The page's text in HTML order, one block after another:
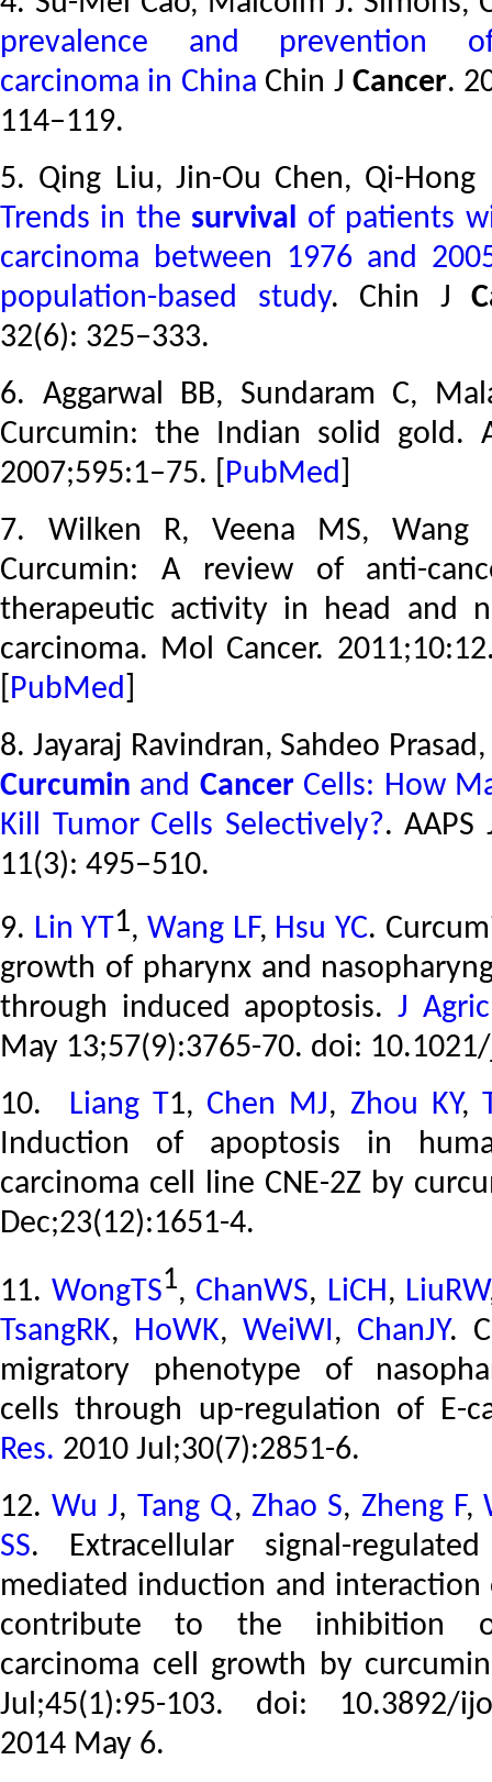
prevalence and
carcinoma in China Chin J Cancer.
114–119.
5. Qing Liu, Jin-Ou Chen, Qi-Hong
Trends in the survival of patients
carcinoma between 1976 and
population-based study. Chin J
32(6): 325–333.
6. Aggarwal BB, Sundaram C,
Curcumin: the Indian solid gold.
2007;595:1–75. PubMed
7. Wilken R, Veena MS, Wang
Curcumin: A review of anti-
therapeutic activity in head and
carcinoma. Mol Cancer. 2011;10
PubMed
8. Jayaraj Ravindran, Sahdeo
Curcumin and CancerCells: How
Kill Tumor Cells Selectively?. AAPS
11(3): 495–510.
9. Lin YT 1,Wang LF, Hsu YC.
growth of pharynx and
through induced apoptosis.J
May 13;57(9):3765-70. doi:
10. Liang T 1, Chen MJ, Zhou KY,
Induction of apoptosis in
carcinoma cell line CNE-2Z by
Dec;23(12):1651-4.
11.WongTS1, ChanWS, LiCH, LiuRW
TsangRK, HoWK, WeiWI, ChanJY.
migratory phenotype of
cells through up-regulation of E-
Res. 2010 Jul;30(7):2851-6.
12.Wu J, Tang Q,Zhao S, Zheng F,
SS. Extracellular signal-
mediated induction and interaction
contribute to the
carcinoma cell growth by curcumin
Jul;45(1):95-103. doi: 10.3892/
2014 May 6.